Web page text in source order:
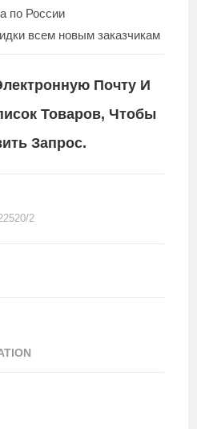
по России
всем новым заказчикам
Почту И
Товаров, Чтобы
Запрос.
2